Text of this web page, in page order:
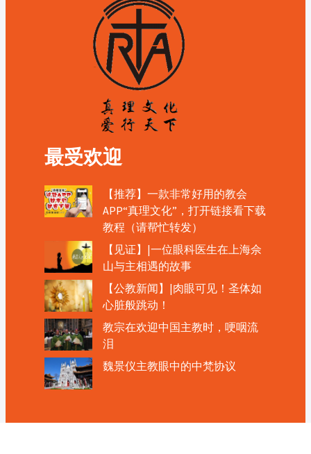
最受欢迎
【推荐】一款非常好用的教会
APP“真理文化”，打开链接看下载
教程（请帮忙转发）
【见证】|一位眼科医生在上海佘
山与主相遇的故事
【公教新闻】|肉眼可见！圣体如
心脏般跳动！
教宗在欢迎中国主教时，哽咽流
泪
魏景仪主教眼中的中梵协议